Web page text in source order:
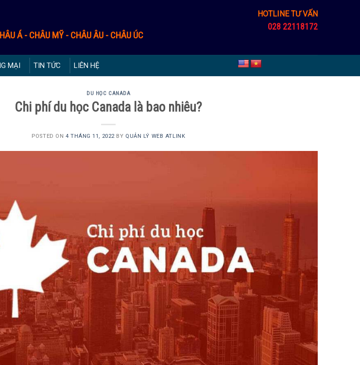
Á - CHÂU MỸ - CHÂU ÂU - CHÂU ÚC
HOTLINE TƯ VẤN
028 22118172
MẠI TIN TỨC LIÊN HỆ
DU HỌC CANADA
Chi phí du học Canada là bao nhiêu?
POSTED ON 4 THÁNG 11, 2022 BY QUẢN LÝ WEB ATLINK